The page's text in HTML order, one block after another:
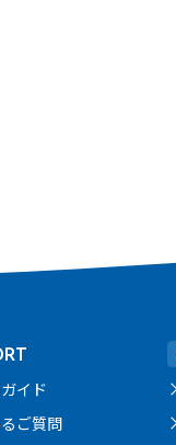
イド
ご質問